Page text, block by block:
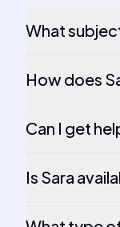
What
How does
Can I get
Is Sara